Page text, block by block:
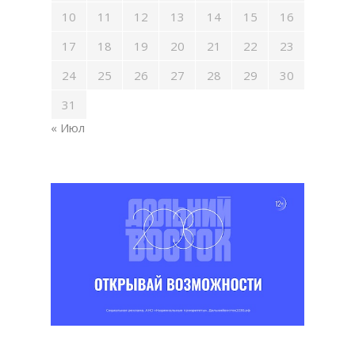
10 11 12 13 14 15
16
17
18 19 20 21 22
23
24
25 26 27 28 29
30
31
« Июл